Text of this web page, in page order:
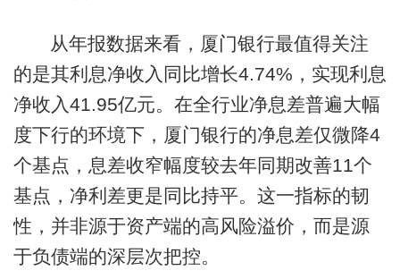
从年报数据来看，厦门银行最值得关注
的是其利息净收入同比增长4.74%，实现利息
净收入41.95亿元。在全行业净息差普遍大幅
度下行的环境下，厦门银行的净息差仅微降4
个基点，息差收窄幅度较去年同期改善11个
基点，净利差更是同比持平。这一指标的韧
性，并非源于资产端的高风险溢价，而是源
于负债端的深层次把控。